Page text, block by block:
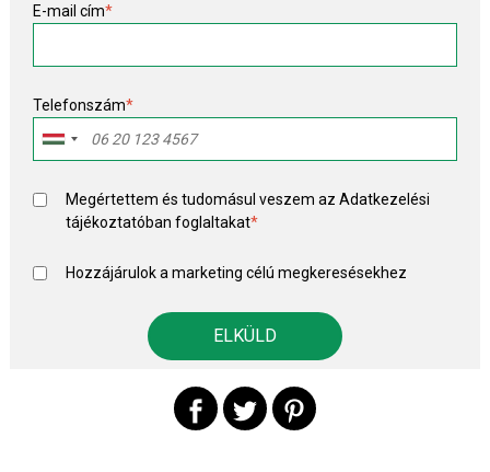
E-mail cím*
Telefonszám*
Megértettem és tudomásul veszem azAdatkezelési
tájékoztatóban foglaltakat*
Hozzájárulok a marketing célú megkeresésekhez